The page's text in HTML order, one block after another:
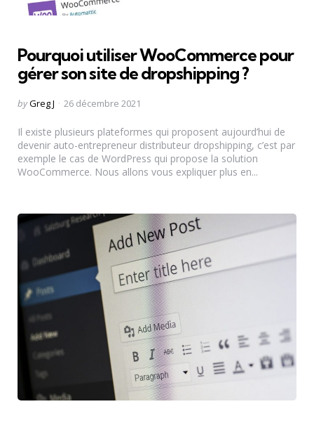
Pourquoi utiliser WooCommerce pour
gérer son site de dropshipping ?
Posted
byGreg J 26 décembre 2021
Il existe plusieurs plateformes qui proposent aujourd’hui de
devenir auto-entrepreneur distributeur dropshipping, c’est par
exemple le cas de WordPress qui propose la solution
WooCommerce. Nous allons vous expliquer plus en...